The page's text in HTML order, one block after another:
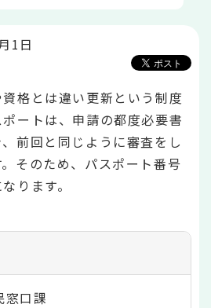
1日
格とは違い更新という制度
ートは、申請の都度必要書
前回と同じように審査をし
そのため、パスポート番号
ります。
口課